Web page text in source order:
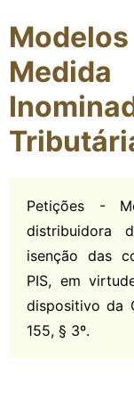
Petições -
distribuidora
isenção das
PIS, em
dispositivo da
155, § 3º.